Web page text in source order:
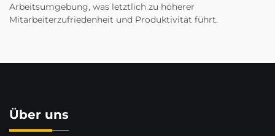
Arbeitsumgebung, was letztlich zu höherer
Mitarbeiterzufriedenheit und Produktivität führt.
Über uns